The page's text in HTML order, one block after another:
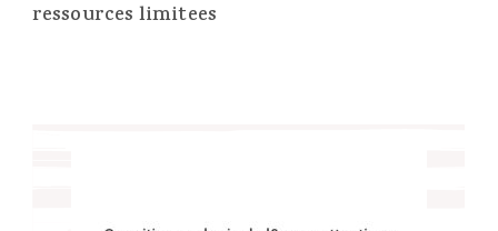
ressources limitees